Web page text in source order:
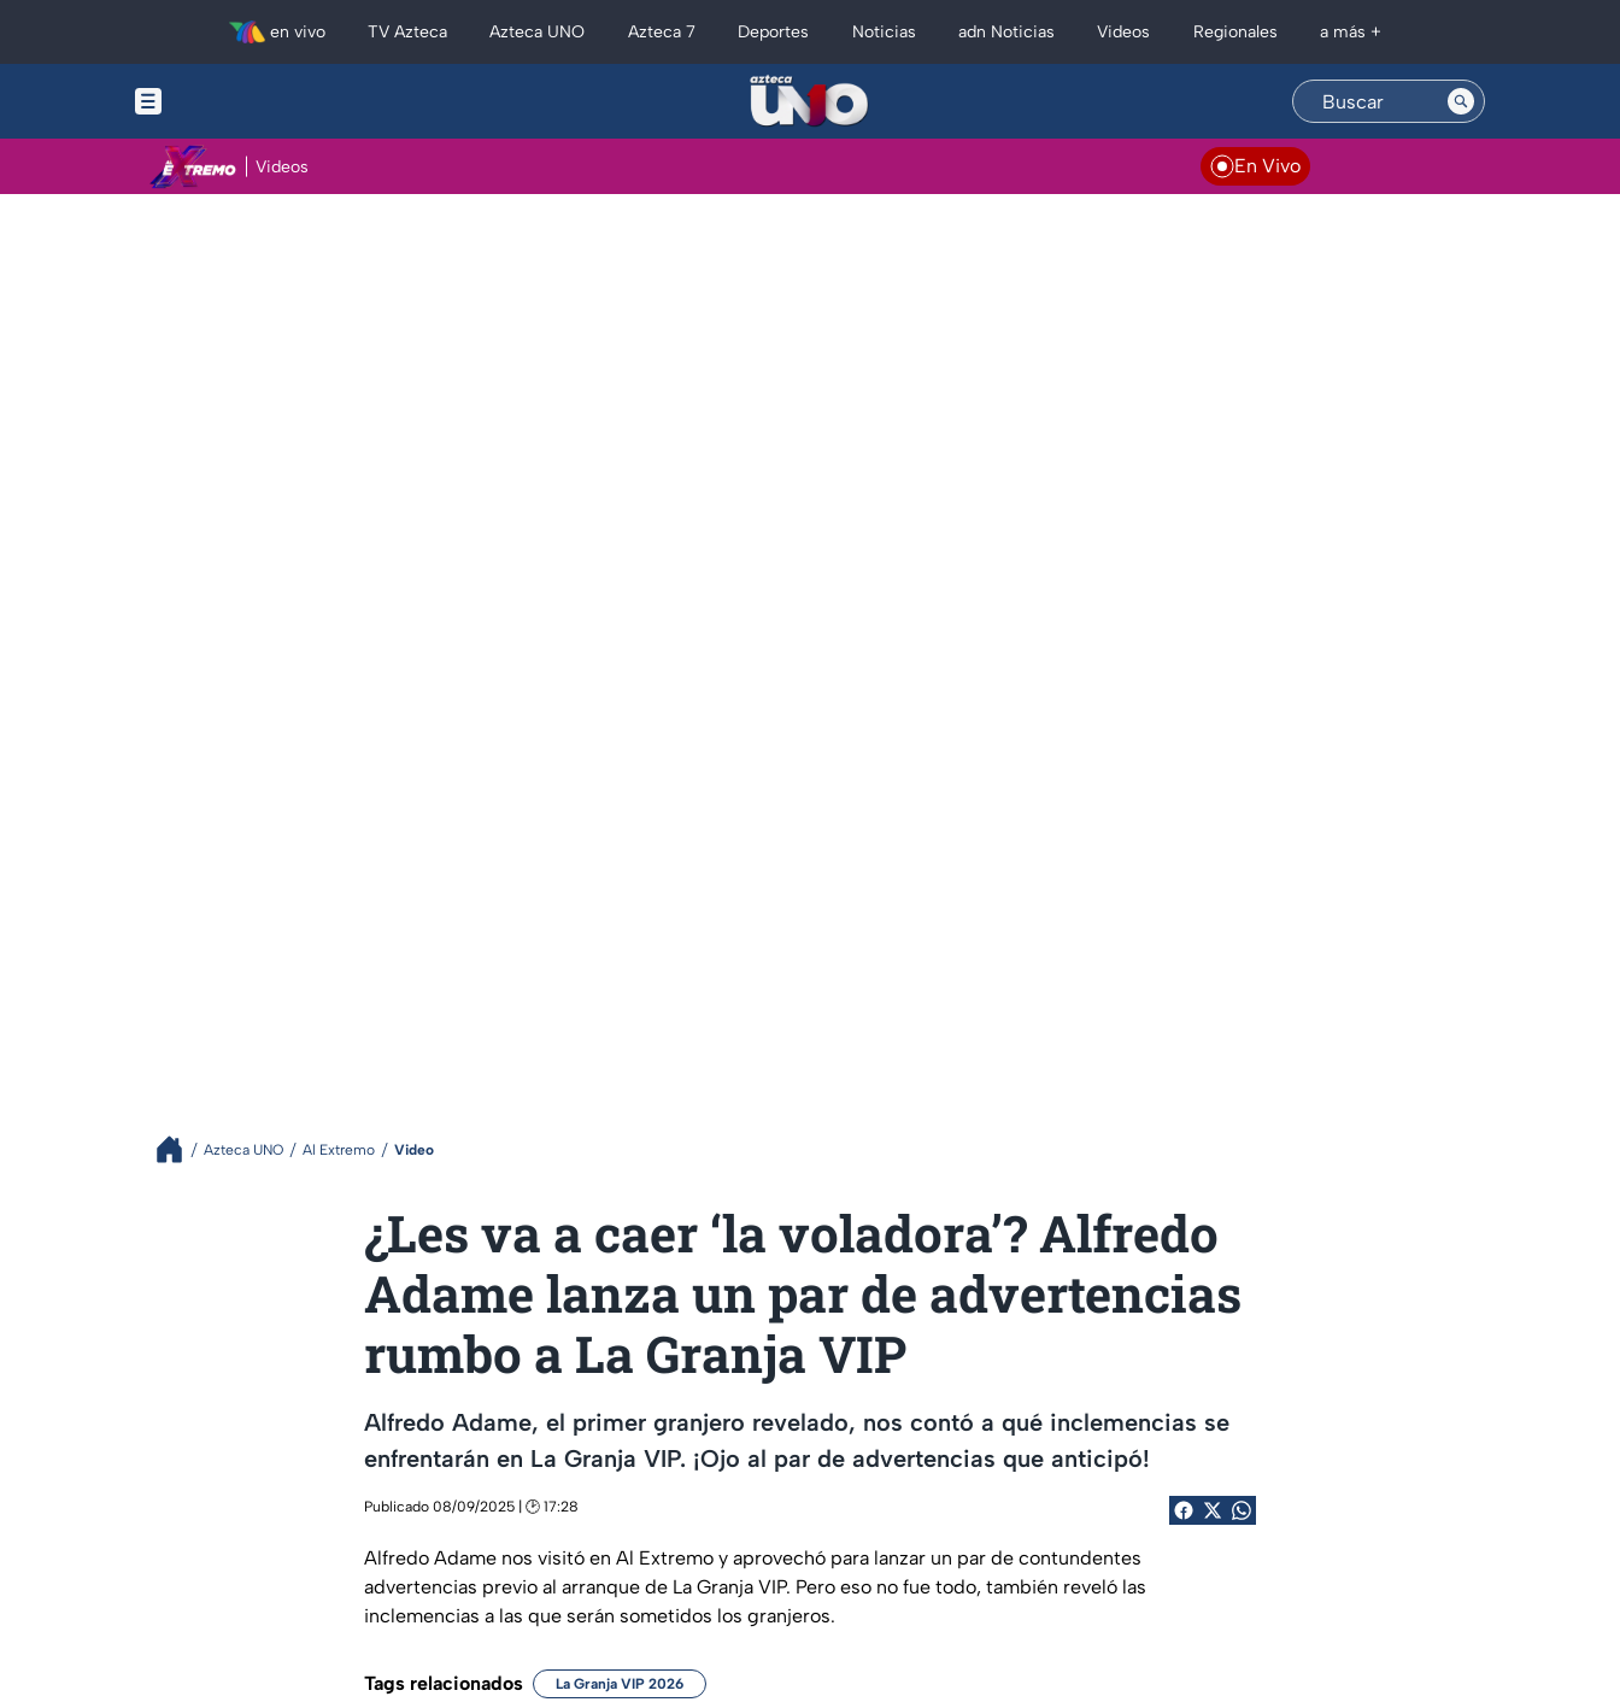
en vivo TV Azteca Azteca UNO Azteca 7 Deportes Noticias adn Noticias Videos Regionales a más +
Videos En Vivo
Azteca UNO Al Extremo Video
¿Les va a caer ‘la voladora’? Alfredo
Adame lanza un par de advertencias
rumbo a La Granja VIP
Alfredo Adame, el primer granjero revelado, nos contó a qué inclemencias se
enfrentarán en La Granja VIP. ¡Ojo al par de advertencias que anticipó!
Publicado 08/09/2025 | 🕑 17:28
Alfredo Adame nos visitó en Al Extremo y aprovechó para lanzar un par de contundentes
advertencias previo al arranque de La Granja VIP. Pero eso no fue todo, también reveló las
inclemencias a las que serán sometidos los granjeros.
Tags relacionados La Granja VIP 2026